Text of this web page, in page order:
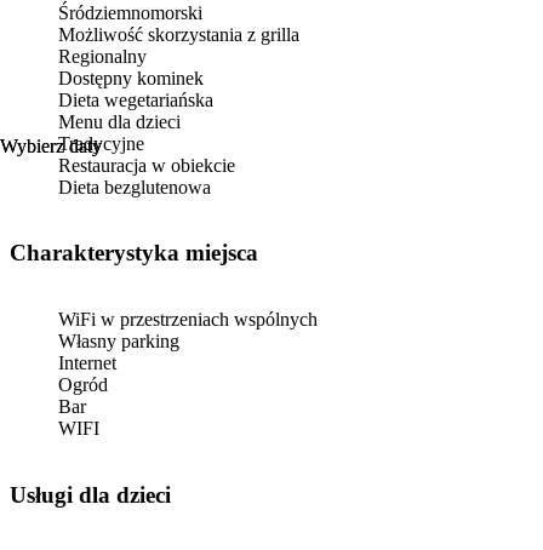
Wybierz daty
Wybierz daty
Śródziemnomorski
Możliwość skorzystania z grilla
Regionalny
Dostępny kominek
Dieta wegetariańska
Menu dla dzieci
Tradycyjne
Restauracja w obiekcie
Dieta bezglutenowa
Charakterystyka miejsca
WiFi w przestrzeniach wspólnych
Własny parking
Internet
Ogród
Bar
WIFI
usługi dla dzieci